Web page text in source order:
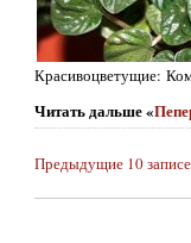
Красивоцветущие:
Читать дальше «
Предыдущие 10